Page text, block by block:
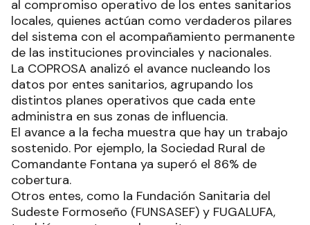
al compromiso operativo de los entes sanitarios
locales, quienes actúan como verdaderos pilares
del sistema con el acompañamiento permanente
de las instituciones provinciales y nacionales.
La COPROSA analizó el avance nucleando los
datos por entes sanitarios, agrupando los
distintos planes operativos que cada ente
administra en sus zonas de influencia.
El avance a la fecha muestra que hay un trabajo
sostenido. Por ejemplo, la Sociedad Rural de
Comandante Fontana ya superó el 86% de
cobertura.
Otros entes, como la Fundación Sanitaria del
Sudeste Formoseño (FUNSASEF) y FUGALUFA,